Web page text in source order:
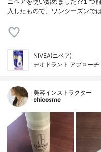
ニベアを使い始めました??１つ
入したもので、ワンシーズンで
NIVEA(ニベア)
デオドラント アプローチ
美容インストラクター
chicosme